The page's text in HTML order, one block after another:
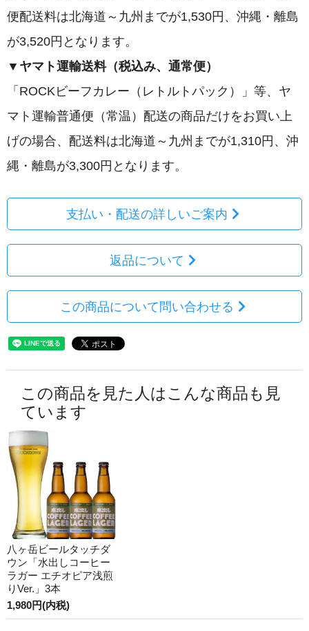
便配送料は北海道～九州までが1,530円、沖縄・離島
が3,520円となります。
▼ヤマト運輸送料（税込み、通常便）
「ROCKビーフカレー（レトルトパック）」等、ヤ
マト運輸普通便（常温）配送の商品だけをお買い上
げの場合、配送料は北海道～九州までが1,310円、沖
縄・離島が3,300円となります。
支払い・配送の詳しいご案内
返品について
この商品について問い合わせる
この商品を見た人はこんな商品も見
ています
八ヶ岳ビールタッチダ
ウン「水出しコーヒー
ラガー エチオピア浅煎
りVer.」3本
1,980円(内税)